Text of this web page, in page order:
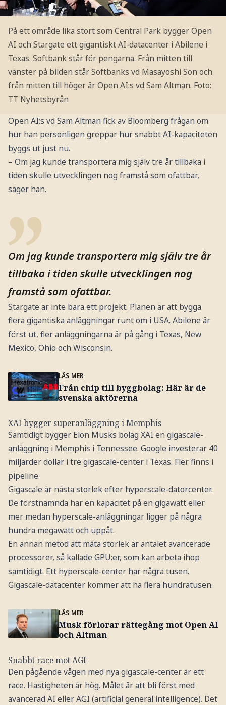
På ett område lika stort som Central Park bygger Open
AI och Stargate ett gigantiskt AI-datacenter i Abilene i
Texas. Softbank står för pengarna. Från mitten till
vänster på bilden står Softbanks vd Masayoshi Son och
från mitten till höger är Open AI:s vd Sam Altman. Foto:
TT Nyhetsbyrån
Open AI:s vd Sam Altman fick av Bloomberg frågan om
hur han personligen greppar hur snabbt AI-kapaciteten
byggs ut just nu.
– Om jag kunde transportera mig själv tre år tillbaka i
tiden skulle utvecklingen nog framstå som ofattbar,
säger han.
Om jag kunde transportera mig själv tre år
tillbaka i tiden skulle utvecklingen nog
framstå som ofattbar.
Stargate är inte bara ett projekt. Planen är att bygga
flera gigantiska anläggningar runt om i USA. Abilene är
först ut, fler anläggningarna är på gång i Texas, New
Mexico, Ohio och Wisconsin.
LÄS MER
Från chip till byggbolag: Här är de
svenska aktörerna
XAI bygger superanläggning i Memphis
Samtidigt bygger Elon Musks bolag XAI en gigascale-
anläggning i Memphis i Tennessee. Google investerar 40
miljarder dollar i tre gigascale-center i Texas. Fler finns i
pipeline.
Gigascale är nästa storlek efter hyperscale-datorcenter.
De förstnämnda har en kapacitet på en gigawatt eller
mer medan hyperscale-anläggningar ligger på några
hundra megawatt och uppåt.
En annan metod att mäta storlek är antalet avancerade
processorer, så kallade GPU:er, som kan arbeta ihop
samtidigt. Ett hyperscale-center har några tusen.
Gigascale-datacenter kommer att ha flera hundratusen.
LÄS MER
Musk förlorar rättegång mot Open AI
och Altman
Snabbt race mot AGI
Den pågående vågen med nya gigascale-center är ett
race. Hastigheten är hög. Målet är att bli först med
avancerad AI eller AGI (artificial general intelligence). Det